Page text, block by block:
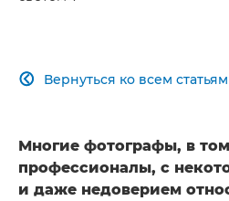
Вернуться ко всем статьям

Многие фотографы, в
профессионалы, с
и даже недоверием